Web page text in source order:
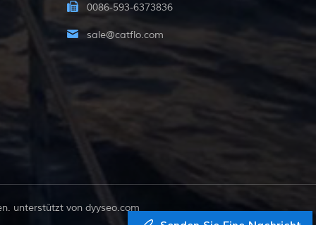
0086-593-6373836
sale@catflo.com
unterstützt von dyyseo.com